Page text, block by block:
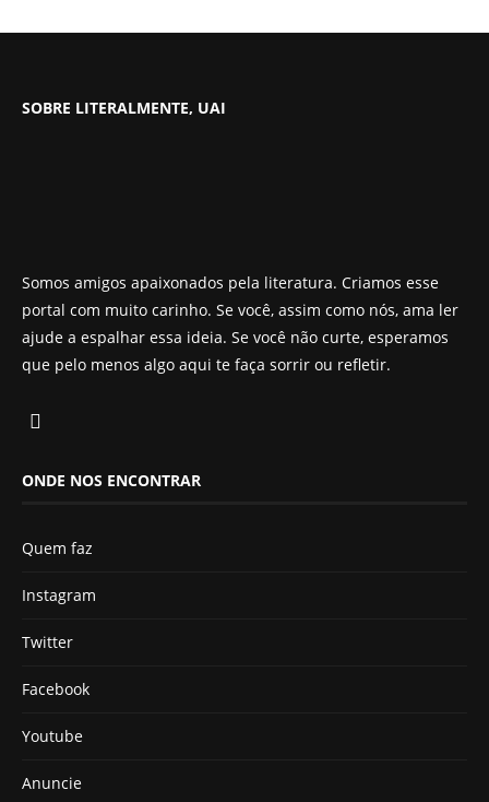
SOBRE LITERALMENTE, UAI
Somos amigos apaixonados pela literatura. Criamos esse
portal com muito carinho. Se você, assim como nós, ama ler
ajude a espalhar essa ideia. Se você não curte, esperamos
que pelo menos algo aqui te faça sorrir ou refletir.
ONDE NOS ENCONTRAR
Quem faz
Instagram
Twitter
Facebook
Youtube
Anuncie